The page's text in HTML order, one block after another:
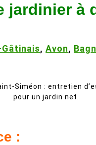
jardinier à
, Avon,
Siméon : entretien
pour un jardin net.
: